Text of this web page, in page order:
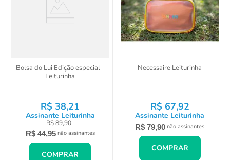
Bolsa do Lui Edição especial -
Leiturinha
R$ 38,21
Assinante Leiturinha
R$89,90
R$ 44,95 não assinantes
COMPRAR
Necessaire Leiturinha
R$ 67,92
Assinante Leiturinha
R$ 79,90 não assinantes
COMPRAR